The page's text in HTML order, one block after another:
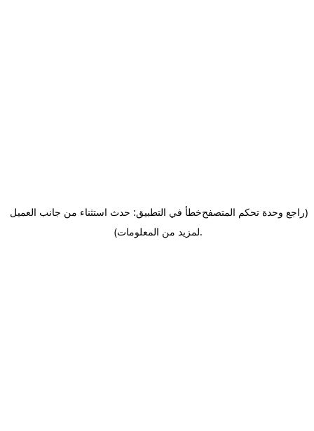
خطأ في التطبيق: حدث استثناء من جانب العميل(راجع وحدة تحكم المتصفح
لمزيد من المعلومات).